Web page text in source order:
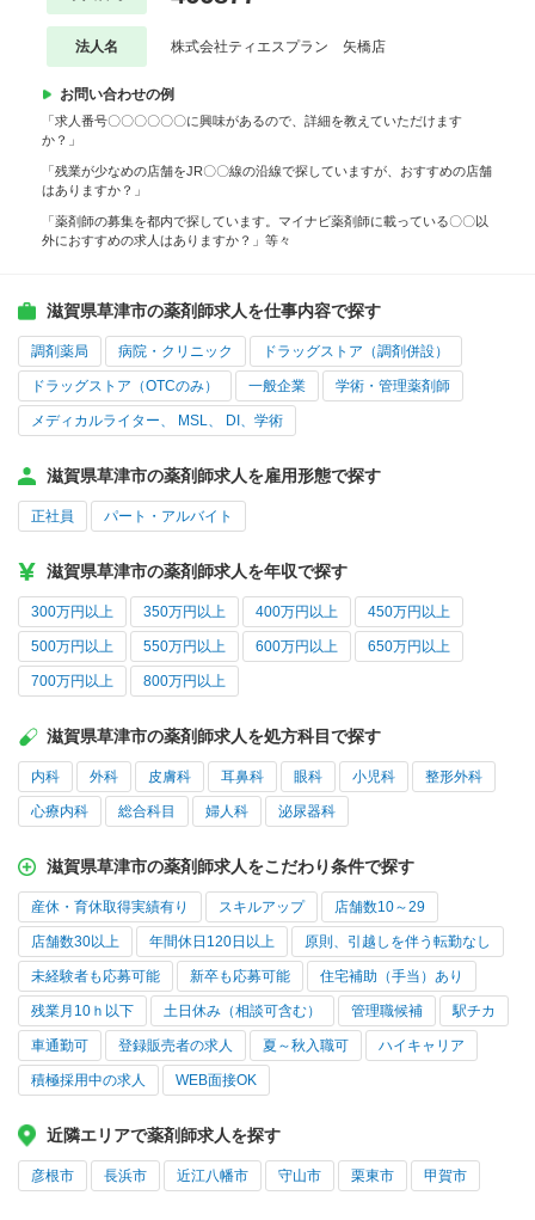
法人名 株式会社ティエスプラン 矢橋店
お問い合わせの例
「求人番号〇〇〇〇〇〇に興味があるので、詳細を教えていただけます
か？」
「残業が少なめの店舗をJR〇〇線の沿線で探していますが、おすすめの店舗
はありますか？」
「薬剤師の募集を都内で探しています。マイナビ薬剤師に載っている〇〇以
外におすすめの求人はありますか？」等々
滋賀県草津市の薬剤師求人を仕事内容で探す
調剤薬局 病院・クリニック ドラッグストア（調剤併設）
ドラッグストア（OTCのみ） 一般企業 学術・管理薬剤師
メディカルライター、 MSL、 DI、学術
滋賀県草津市の薬剤師求人を雇用形態で探す
正社員 パート・アルバイト
滋賀県草津市の薬剤師求人を年収で探す
300万円以上 350万円以上 400万円以上 450万円以上
500万円以上 550万円以上 600万円以上 650万円以上
700万円以上 800万円以上
滋賀県草津市の薬剤師求人を処方科目で探す
内科 外科 皮膚科 耳鼻科 眼科 小児科 整形外科
心療内科 総合科目 婦人科 泌尿器科
滋賀県草津市の薬剤師求人をこだわり条件で探す
産休・育休取得実績有り スキルアップ 店舗数10～29
店舗数30以上 年間休日120日以上 原則、引越しを伴う転勤なし
未経験者も応募可能 新卒も応募可能 住宅補助（手当）あり
残業月10ｈ以下 土日休み（相談可含む） 管理職候補 駅チカ
車通勤可 登録販売者の求人 夏～秋入職可 ハイキャリア
積極採用中の求人 WEB面接OK
近隣エリアで薬剤師求人を探す
彦根市 長浜市 近江八幡市 守山市 栗東市 甲賀市